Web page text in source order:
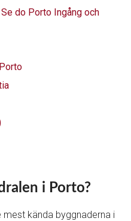
do Porto Ingång och
i Porto?
kända byggnaderna i